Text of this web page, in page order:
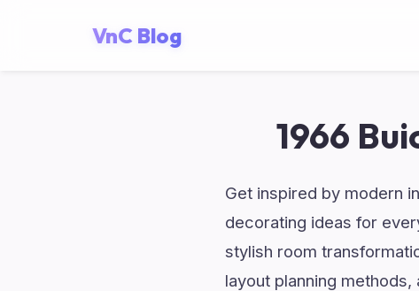
VnC Blog
1966
Get inspired by modern
decorating ideas for
stylish room
layout planning